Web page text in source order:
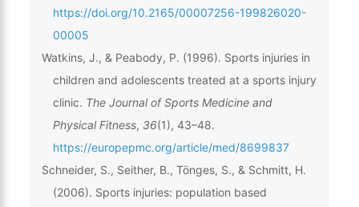
https://doi.org/10.2165/00007256-199826020-
00005
Watkins, J., & Peabody, P. (1996). Sports injuries in
children and adolescents treated at a sports injury
clinic. The Journal of Sports Medicine and
Physical Fitness, 36(1), 43–48.
https://europepmc.org/article/med/8699837
Schneider, S., Seither, B., Tönges, S., & Schmitt, H.
(2006). Sports injuries: population based